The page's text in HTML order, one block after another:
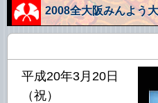
2008全大阪みんよう
平成20年3月20日
（祝）